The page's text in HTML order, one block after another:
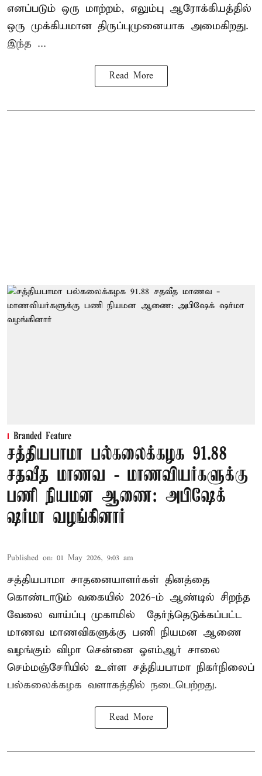
எனப்படும் ஒரு மாற்றம், எலும்பு ஆரோக்கியத்தில்
ஒரு முக்கியமான திருப்புமுனையாக அமைகிறது.
இந்த ...
Read More
Branded Feature
சத்தியபாமா பல்கலைக்கழக 91.88
சதவீத மாணவ - மாணவியர்களுக்கு
பணி நியமன ஆணை: அபிஷேக்
ஷர்மா வழங்கினார்
Published on: 01 May 2026, 9:03 am
சத்தியபாமா சாதனையாளர்கள் தினத்தை
கொண்டாடும் வகையில் 2026-ம் ஆண்டில் சிறந்த
வேலை வாய்ப்பு முகாமில் தேர்ந்தெடுக்கப்பட்ட
மாணவ மாணவிகளுக்கு பணி நியமன ஆணை
வழங்கும் விழா சென்னை ஓஎம்ஆர் சாலை
செம்மஞ்சேரியில் உள்ள சத்தியபாமா நிகர்நிலைப்
பல்கலைக்கழக வளாகத்தில் நடைபெற்றது.
Read More